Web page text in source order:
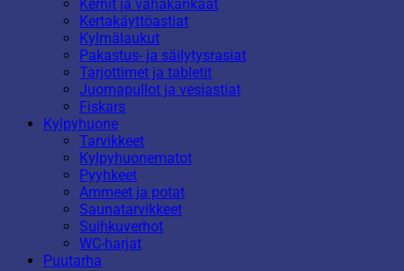
Kernit ja vahakankaat
Kertakäyttöastiat
Kylmälaukut
Pakastus- ja säilytysrasiat
Tarjottimet ja tabletit
Juomapullot ja vesiastiat
Fiskars
Kylpyhuone
Tarvikkeet
Kylpyhuonematot
Pyyhkeet
Ammeet ja potat
Saunatarvikkeet
Suihkuverhot
WC-harjat
Puutarha